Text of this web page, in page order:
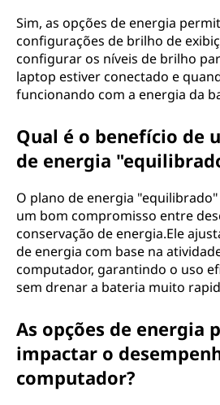
Sim, as opções de energia
configurações de brilho de
configurar os níveis de brilho
laptop estiver conectado e
funcionando com a energia da
Qual é o benefício de
de energia
O plano de energia
um bom compromisso entre
conservação de energia.Ele
de energia com base na
computador, garantindo o uso
sem drenar a bateria muito
As opções de energia
impactar o
computador?